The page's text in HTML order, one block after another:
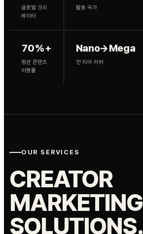
글로벌 크리
에이터
활동 국가
70%+
평균 콘텐츠
이행률
Nano→Mega
전 티어 커버
OUR SERVICES
CREATOR
MARKETING
SOLUTIONS.